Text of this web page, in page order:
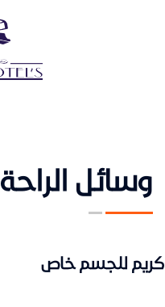
وسائل الراحة
كريم للجسم خاص